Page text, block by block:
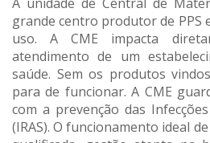
grande centro produtor de PPS
uso. A CME impacta
atendimento de um
saúde. Sem os produtos
para de funcionar. A CME
com a prevenção das
(IRAS). O funcionamento ideal